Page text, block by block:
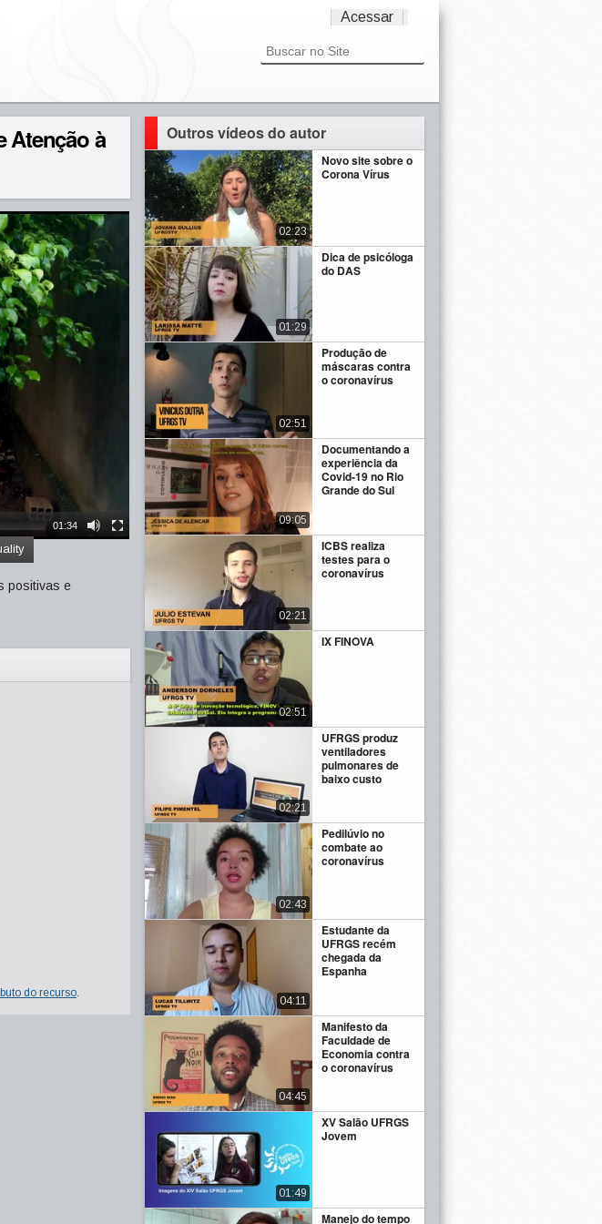
Acessar
Atenção à
01:34
positivas e
do recurso.
Outros vídeos do autor
Novo site sobre o
Corona Vírus
02:23
Dica de psicóloga
do DAS
01:29
Produção de
máscaras contra
o coronavírus
02:51
Documentando a
experiência da
Covid-19 no Rio
Grande do Sul
09:05
ICBS realiza
testes para o
coronavírus
02:21
IX FINOVA
02:51
UFRGS produz
ventiladores
pulmonares de
baixo custo
02:21
Pedilúvio no
combate ao
coronavírus
02:43
Estudante da
UFRGS recém
chegada da
Espanha
04:11
Manifesto da
Faculdade de
Economia contra
o coronavírus
04:45
XV Salão UFRGS
Jovem
01:49
Manejo do tempo